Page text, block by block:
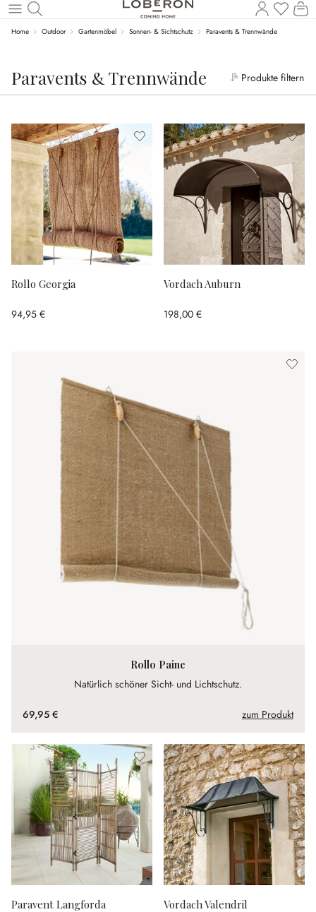
Zum Hauptinhalt springen
Home Outdoor Gartenmöbel Sonnen- & Sichtschutz Paravents & Trennwände
Paravents & Trennwände Produkte filtern
Rollo Georgia
94,95 €
Rollo Paine
Natürlich schöner Sicht- und Lichtschutz.
69,95 € zum Produkt
Vordach Auburn
198,00 €
Paravent Langforda Vordach Valendril